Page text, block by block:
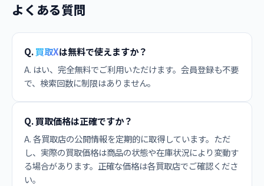
よくある質問
Q.買取Xは無料で使えますか？
A. はい、完全無料でご利用いただけます。会員登録も不要
で、検索回数に制限はありません。
Q. 買取価格は正確ですか？
A. 各買取店の公開情報を定期的に取得しています。ただ
し、実際の買取価格は商品の状態や在庫状況により変動す
る場合があります。正確な価格は各買取店でご確認くださ
い。